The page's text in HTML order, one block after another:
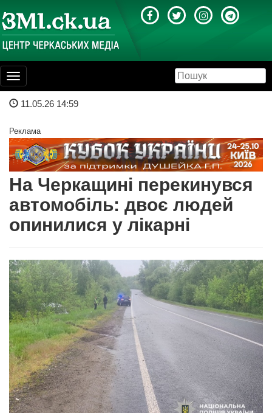
Toggle
navigation
11.05.26 14:59
Реклама
На Черкащині перекинувся
автомобіль: двоє людей
опинилися у лікарні